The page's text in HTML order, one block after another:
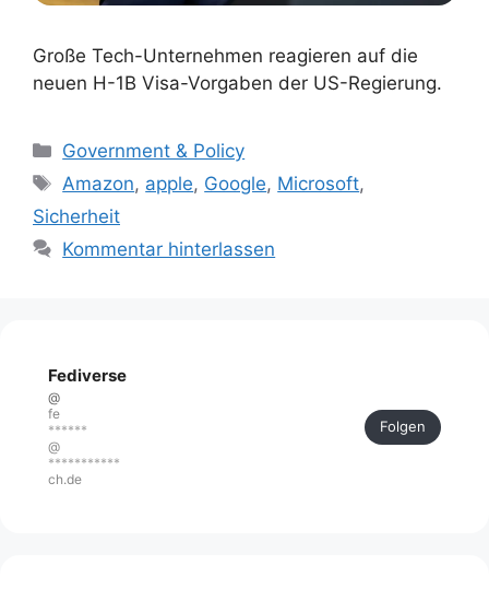
Große Tech-Unternehmen reagieren auf die
neuen H-1B Visa-Vorgaben der US-Regierung.
Kategorien
Government & Policy
Schlagwörter
Amazon, apple, Google, Microsoft,
Sicherheit
Kommentar hinterlassen
Fediverse
@
fe
******
@
***********
ch.de
Folgen